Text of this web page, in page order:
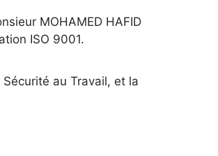
MOHAMED HAFID
ISO 9001.
au Travail, et la